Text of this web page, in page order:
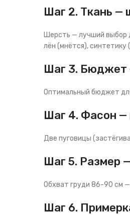
Шаг 2. Ткань —
Шерсть — лучший выбор
лён (мнётся),
Шаг 3. Бюджет
Оптимальный бюджет
Шаг 4. Фасон —
Две пуговицы
Шаг 5. Размер
Обхват груди 86-90 см
Шаг 6.